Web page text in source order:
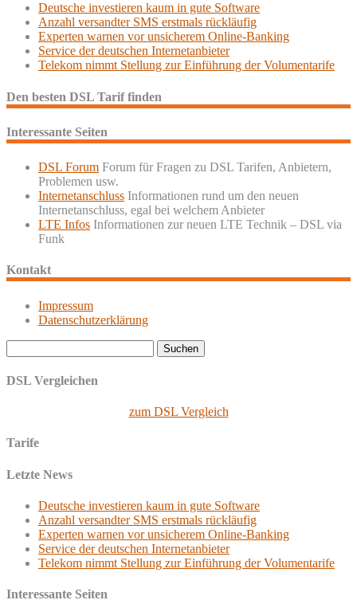
Deutsche investieren kaum in gute Software
Anzahl versandter SMS erstmals rückläufig
Experten warnen vor unsicherem Online-Banking
Service der deutschen Internetanbieter
Telekom nimmt Stellung zur Einführung der Volumentarife
Den besten DSL Tarif finden
Interessante Seiten
DSL Forum Forum für Fragen zu DSL Tarifen, Anbietern,
Problemen usw.
Internetanschluss Informationen rund um den neuen
Internetanschluss, egal bei welchem Anbieter
LTE Infos Informationen zur neuen LTE Technik – DSL via
Funk
Kontakt
Impressum
Datenschutzerklärung
nach:
DSL Vergleichen
zum DSL Vergleich
Tarife
Letzte News
Deutsche investieren kaum in gute Software
Anzahl versandter SMS erstmals rückläufig
Experten warnen vor unsicherem Online-Banking
Service der deutschen Internetanbieter
Telekom nimmt Stellung zur Einführung der Volumentarife
Interessante Seiten